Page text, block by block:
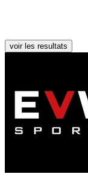
voir les resultats